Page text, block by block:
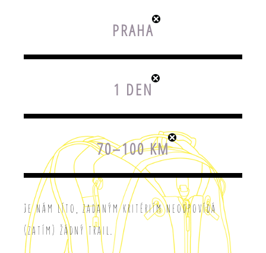
PRAHA
1 DEN
70–100 KM
Je nám líto, zadaným kritériím neodpovídá
(zatím) žádný trail.